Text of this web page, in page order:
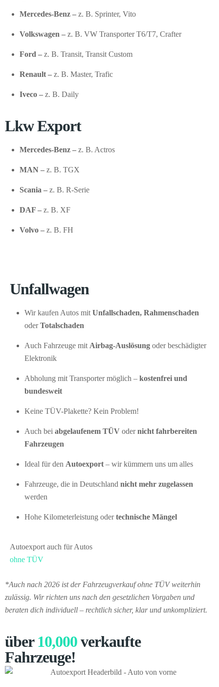
Mercedes-Benz – z. B. Sprinter, Vito
Volkswagen – z. B. VW Transporter T6/T7, Crafter
Ford – z. B. Transit, Transit Custom
Renault – z. B. Master, Trafic
Iveco – z. B. Daily
Lkw Export
Mercedes-Benz – z. B. Actros
MAN – z. B. TGX
Scania – z. B. R-Serie
DAF – z. B. XF
Volvo – z. B. FH
Unfallwagen
Wir kaufen Autos mitUnfallschaden, Rahmenschaden
oderTotalschaden
Auch Fahrzeuge mitAirbag-Auslösung oder beschädigter
Elektronik
Abholung mit Transporter möglich – kostenfrei und
bundesweit
Keine TÜV-Plakette? Kein Problem!
Auch bei abgelaufenem TÜV odernicht fahrbereiten
Fahrzeugen
Ideal für den Autoexport– wir kümmern uns um alles
Fahrzeuge, die in Deutschland nicht mehr zugelassen
werden
Hohe Kilometerleistung odertechnische Mängel
Autoexport auch für Autos
ohne TÜV
*Auch nach 2026 ist der Fahrzeugverkauf ohne TÜV weiterhin
zulässig. Wir richten uns nach den gesetzlichen Vorgaben und
beraten dich individuell – rechtlich sicher, klar und unkompliziert.
über10,000verkaufte
Fahrzeuge!